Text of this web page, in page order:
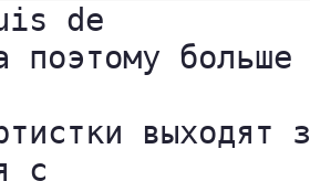
de
поэтому
выходят
с